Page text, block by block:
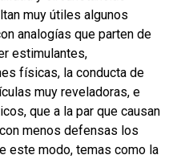
muy útiles algunos
analogías que parten de
estimulantes,
físicas, la conducta de
muy reveladoras, e
que a la par que causan
menos defensas los
este modo, temas como la